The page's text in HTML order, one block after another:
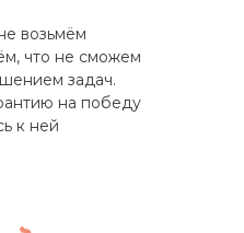
возьмём
что не сможем
задач.
на победу
к ней